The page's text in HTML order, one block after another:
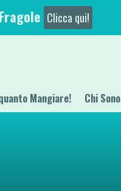
Clicca qui!
Mangiare! Chi Sono